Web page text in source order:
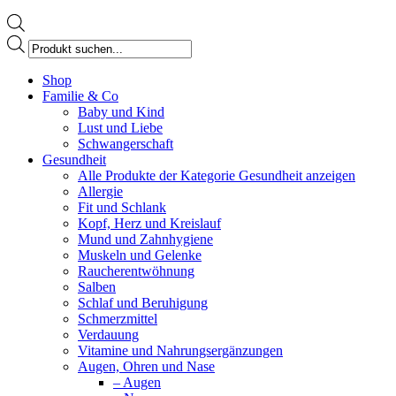
Products
search
page
opens
Shop
Familie & Co
Baby und Kind
Lust und Liebe
Schwangerschaft
Gesundheit
Alle Produkte der Kategorie Gesundheit anzeigen
Allergie
Fit und Schlank
Kopf, Herz und Kreislauf
Mund und Zahnhygiene
Muskeln und Gelenke
Raucherentwöhnung
Salben
Schlaf und Beruhigung
Schmerzmittel
Verdauung
Vitamine und Nahrungsergänzungen
Augen, Ohren und Nase
– Augen